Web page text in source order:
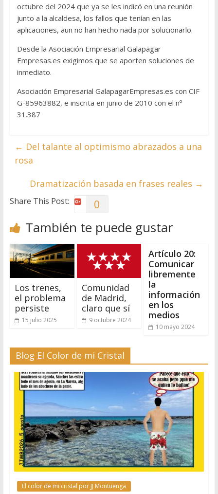
octubre del 2024 que ya se les indicó en una reunión
junto a la alcaldesa, los fallos que tenían en las
aplicaciones, aun no han hecho nada por solucionarlo.
Desde la Asociación Empresarial Galapagar
Empresas.es exigimos que se aporten soluciones de
inmediato.
Asociación Empresarial GalapagarEmpresas.es con CIF
G-85963882, e inscrita en junio de 2010 con el nº
31.387
← Del talante al optimismo abrazados a una
rosa
Dramatización basada en frases reales →
Share This Post: 0
También te puede gustar
Los trenes,
el problema
persiste
15 julio 2025
Comunidad
de Madrid,
claro que sí
9 octubre 2024
Artículo 20:
Comunicar
libremente
la
información
en los
medios
10 mayo 2024
Blog El Color de mi Cristal
El color de mi cristal por JJ Montuenga